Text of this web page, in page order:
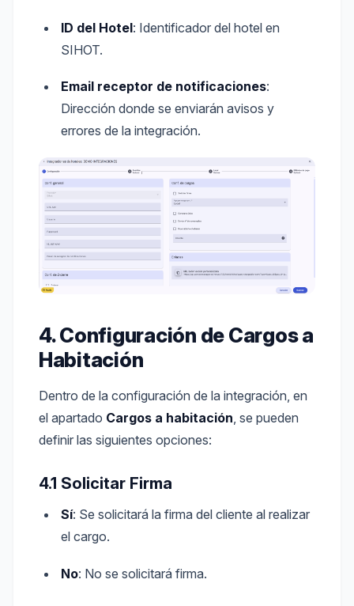
ID del Hotel: Identificador del hotel en
SIHOT.
Email receptor de notificaciones:
Dirección donde se enviarán avisos y
errores de la integración.
4. Configuración de Cargos a
Habitación
Dentro de la configuración de la integración, en
el apartado Cargos a habitación, se pueden
definir las siguientes opciones:
4.1 Solicitar Firma
Sí: Se solicitará la firma del cliente al realizar
el cargo.
No: No se solicitará firma.